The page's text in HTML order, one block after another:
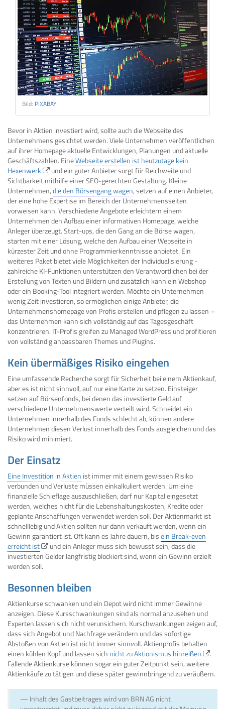
Bild: PIXABAY
Bevor in Aktien investiert wird, sollte auch die Webseite des
Unternehmens gesichtet werden. Viele Unternehmen veröffentlichen
auf ihrer Homepage aktuelle Entwicklungen, Planungen und aktuelle
Geschäftszahlen. EineWebseite erstellen ist heutzutage kein
Hexenwerk
und ein guter Anbieter sorgt für Reichweite und
Sichtbarkeit mithilfe einer SEO-gerechten Gestaltung. Kleine
Unternehmen,die den Börsengang wagen, setzen auf einen Anbieter,
der eine hohe Expertise im Bereich der Unternehmensseiten
vorweisen kann. Verschiedene Angebote erleichtern einem
Unternehmen den Aufbau einer informativen Homepage, welche
Anleger überzeugt. Start-ups, die den Gang an die Börse wagen,
starten mit einer Lösung, welche den Aufbau einer Webseite in
kürzester Zeit und ohne Programmierkenntnisse anbietet. Ein
weiteres Paket bietet viele Möglichkeiten der Individualisierung -
zahlreiche KI-Funktionen unterstützen den Verantwortlichen bei der
Erstellung von Texten und Bildern und zusätzlich kann ein Webshop
oder ein Booking-Tool integriert werden. Möchte ein Unternehmen
wenig Zeit investieren, so ermöglichen einige Anbieter, die
Unternehmenshomepage von Profis erstellen und pflegen zu lassen –
das Unternehmen kann sich vollständig auf das Tagesgeschäft
konzentrieren. IT-Profis greifen zu Managed WordPress und profitieren
von vollständig anpassbaren Themes und Plugins.
Kein übermäßiges Risiko eingehen
Eine umfassende Recherche sorgt für Sicherheit bei einem Aktienkauf,
aber es ist nicht sinnvoll, auf nur eine Karte zu setzen. Einsteiger
setzen auf Börsenfonds, bei denen das investierte Geld auf
verschiedene Unternehmenswerte verteilt wird. Schneidet ein
Unternehmen innerhalb des Fonds schlecht ab, können andere
Unternehmen diesen Verlust innerhalb des Fonds ausgleichen und das
Risiko wird minimiert.
Der Einsatz
Eine Investition in Aktien ist immer mit einem gewissen Risiko
verbunden und Verluste müssen einkalkuliert werden. Um eine
finanzielle Schieflage auszuschließen, darf nur Kapital eingesetzt
werden, welches nicht für die Lebenshaltungskosten, Kredite oder
geplante Anschaffungen verwendet werden soll. Der Aktienmarkt ist
schnelllebig und Aktien sollten nur dann verkauft werden, wenn ein
Gewinn garantiert ist. Oft kann es Jahre dauern, bisein Break-even
erreicht ist
und ein Anleger muss sich bewusst sein, dass die
investierten Gelder langfristig blockiert sind, wenn ein Gewinn erzielt
werden soll.
Besonnen bleiben
Aktienkurse schwanken und ein Depot wird nicht immer Gewinne
anzeigen. Diese Kursschwankungen sind als normal anzusehen und
Experten lassen sich nicht verunsichern. Kurschwankungen zeigen auf,
dass sich Angebot und Nachfrage verändern und das sofortige
Abstoßen von Aktien ist nicht immer sinnvoll. Aktienprofis behalten
einen kühlen Kopf und lassen sich nicht zu Aktionismus hinreißen
.
Fallende Aktienkurse können sogar ein guter Zeitpunkt sein, weitere
Aktienkäufe zu tätigen und diese später gewinnbringend zu veräußern.
Inhalt des Gastbeitrages wird von BRN AG nicht